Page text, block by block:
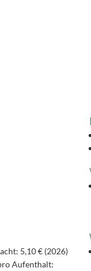
5,10 € (2026)
Aufenthalt: